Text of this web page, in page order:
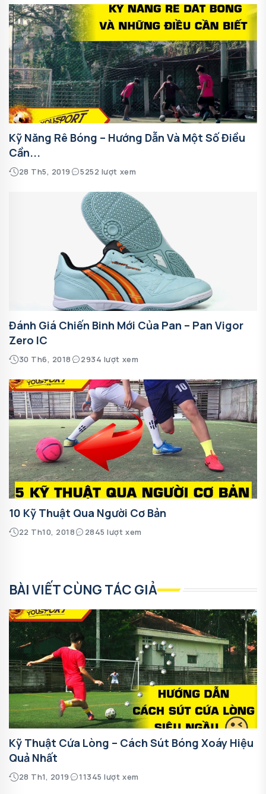
Kỹ Năng Rê Bóng – Hướng Dẫn Và Một Số Điều
Cần...
28 Th5, 2019 5252 lượt xem
Đánh Giá Chiến Binh Mới Của Pan – Pan Vigor
Zero IC
30 Th6, 2018 2934 lượt xem
10 Kỹ Thuật Qua Người Cơ Bản
22 Th10, 2018 2845 lượt xem
BÀI VIẾT CÙNG TÁC GIẢ
Kỹ Thuật Cứa Lòng – Cách Sút Bóng Xoáy Hiệu
Quả Nhất
28 Th1, 2019 11345 lượt xem